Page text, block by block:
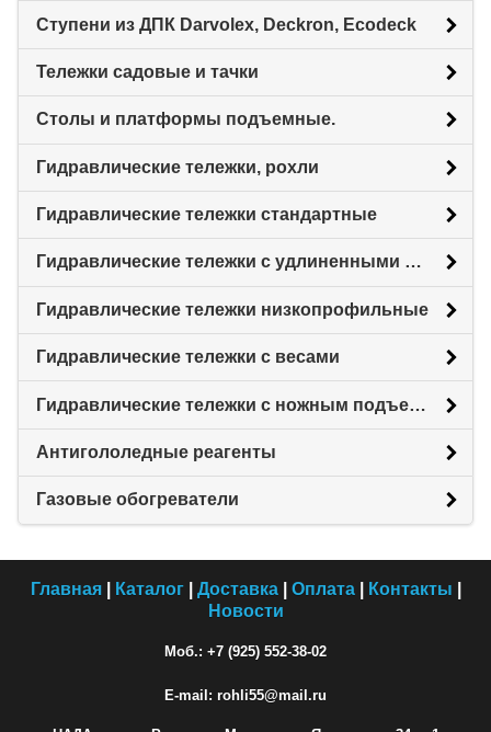
Ступени из ДПК Darvolex, Deckron, Ecodeck
Тележки садовые и тачки
Столы и платформы подъемные.
Гидравлические тележки, рохли
Гидравлические тележки стандартные
Гидравлические тележки с удлиненными вилами
Гидравлические тележки низкопрофильные
Гидравлические тележки с весами
Гидравлические тележки с ножным подъемом
Антигололедные реагенты
Газовые обогреватели
Главная| Каталог| Доставка| Оплата| Контакты
Новости
Моб.: +7 (925) 552-38-02
E-mail: rohli55@mail.ru